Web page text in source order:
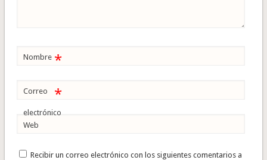
Nombre *
Correo
electrónico
*
Web
Recibir un correo electrónico con los siguientes comentarios a